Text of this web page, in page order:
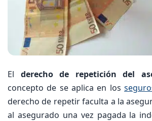
El derecho de repetición del
concepto de se aplica en los
derecho de repetir faculta a la
al asegurado una vez pagada la